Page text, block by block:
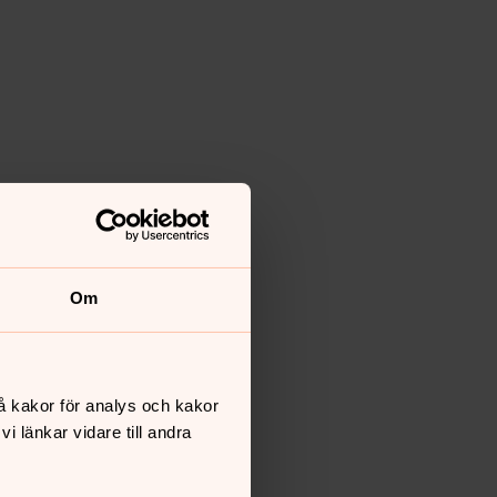
Om
kakor för analys och kakor
länkar vidare till andra